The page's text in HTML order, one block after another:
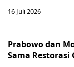
16 Juli 2026
Prabowo dan
Sama Restorasi